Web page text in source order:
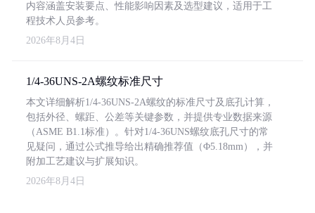
内容涵盖安装要点、性能影响因素及选型建议，适用于工
程技术人员参考。
2026年8月4日
1/4-36UNS-2A螺纹标准尺寸
本文详细解析1/4-36UNS-2A螺纹的标准尺寸及底孔计算，
包括外径、螺距、公差等关键参数，并提供专业数据来源
（ASME B1.1标准）。针对1/4-36UNS螺纹底孔尺寸的常
见疑问，通过公式推导给出精确推荐值（Φ5.18mm），并
附加工艺建议与扩展知识。
2026年8月4日